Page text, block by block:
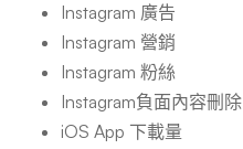
Instagram 廣告
Instagram 營銷
Instagram 粉絲
Instagram負面內容刪除
iOS App 下載量